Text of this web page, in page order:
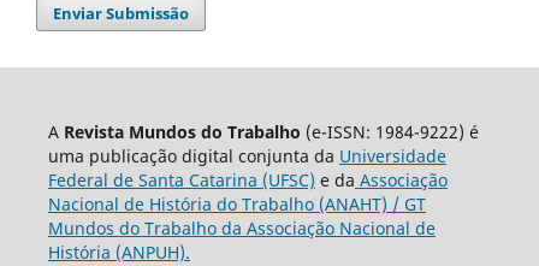
Enviar Submissão
A Revista Mundos do Trabalho (e-ISSN: 1984-9222) é
uma publicação digital conjunta da Universidade
Federal de Santa Catarina (UFSC) e da Associação
Nacional de História do Trabalho (ANAHT) / GT
Mundos do Trabalho da Associação Nacional de
História (ANPUH).